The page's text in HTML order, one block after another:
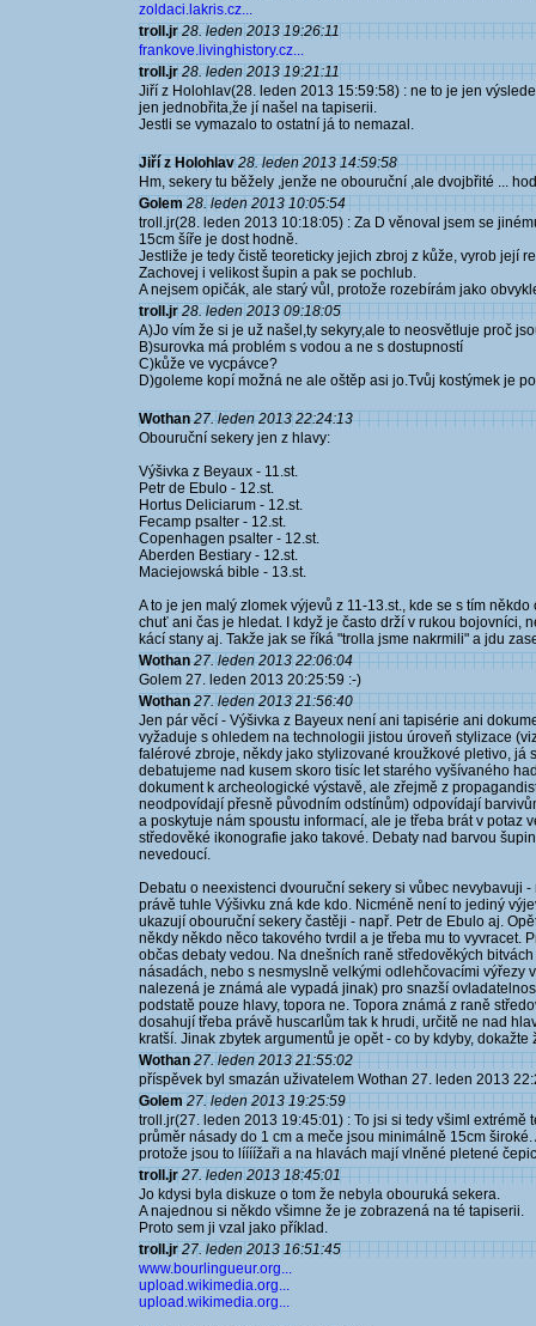
zoldaci.lakris.cz...
troll.jr 28. leden 2013 19:26:11
frankove.livinghistory.cz...
troll.jr 28. leden 2013 19:21:11
Jiří z Holohlav(28. leden 2013 15:59:58) : ne to je jen
jen jednobřita,že jí našel na tapiserii.
Jestli se vymazalo to ostatní já to nemazal.
Jiří z Holohlav 28. leden 2013 14:59:58
Hm, sekery tu běžely ,jenže ne obouruční ,ale dvojbřité ...
Golem 28. leden 2013 10:05:54
troll.jr(28. leden 2013 10:18:05) : Za D věnoval jsem se
15cm šíře je dost hodně.
Jestliže je tedy čistě teoreticky jejich zbroj z kůže, vyrob její
Zachovej i velikost šupin a pak se pochlub.
A nejsem opičák, ale starý vůl, protože rozebírám jako
troll.jr 28. leden 2013 09:18:05
A)Jo vím že si je už našel,ty sekyry,ale to neosvětluje proč
B)surovka má problém s vodou a ne s dostupností
C)kůže ve vycpávce?
D)goleme kopí možná ne ale oštěp asi jo.Tvůj kostýmek je
Wothan 27. leden 2013 22:24:13
Obouruční sekery jen z hlavy:
Výšivka z Beyaux - 11.st.
Petr de Ebulo - 12.st.
Hortus Deliciarum - 12.st.
Fecamp psalter - 12.st.
Copenhagen psalter - 12.st.
Aberden Bestiary - 12.st.
Maciejowská bible - 13.st.
A to je jen malý zlomek výjevů z 11-13.st., kde se s tím
chuť ani čas je hledat. I když je často drží v rukou bojovníci,
kácí stany aj. Takže jak se říká "trolla jsme nakrmili" a jdu
Wothan 27. leden 2013 22:06:04
Golem 27. leden 2013 20:25:59 :-)
Wothan 27. leden 2013 21:56:40
Jen pár věcí - Výšivka z Bayeux není ani tapisérie ani
vyžaduje s ohledem na technologii jistou úroveň stylizace
falérové zbroje, někdy jako stylizované kroužkové pletivo,
debatujeme nad kusem skoro tisíc let starého vyšívaného
dokument k archeologické výstavě, ale zřejmě z
neodpovídají přesně původním odstínům) odpovídají
a poskytuje nám spoustu informací, ale je třeba brát v potaz
středověké ikonografie jako takové. Debaty nad barvou
nevedoucí.
Debatu o neexistenci dvouruční sekery si vůbec nevybavuji
právě tuhle Výšivku zná kde kdo. Nicméně není to jediný
ukazují obouruční sekery častěji - např. Petr de Ebulo aj.
někdy někdo něco takového tvrdil a je třeba mu to vyvracet.
občas debaty vedou. Na dnešních raně středověkých
násadách, nebo s nesmyslně velkými odlehčovacími výřezy
nalezená je známá ale vypadá jinak) pro snazší
podstatě pouze hlavy, topora ne. Topora známá z raně
dosahují třeba právě huscarlům tak k hrudi, určitě ne nad
kratší. Jinak zbytek argumentů je opět - co by kdyby,
Wothan 27. leden 2013 21:55:02
příspěvek byl smazán uživatelem Wothan 27. leden 2013
Golem 27. leden 2013 19:25:59
troll.jr(27. leden 2013 19:45:01) : To jsi si tedy všiml
průměr násady do 1 cm a meče jsou minimálně 15cm
protože jsou to líííížaři a na hlavách mají vlněné pletené
troll.jr 27. leden 2013 18:45:01
Jo kdysi byla diskuze o tom že nebyla obouruká sekera.
A najednou si někdo všimne že je zobrazená na té tapiserii.
Proto sem ji vzal jako příklad.
troll.jr 27. leden 2013 16:51:45
www.bourlingueur.org...
upload.wikimedia.org...
upload.wikimedia.org...